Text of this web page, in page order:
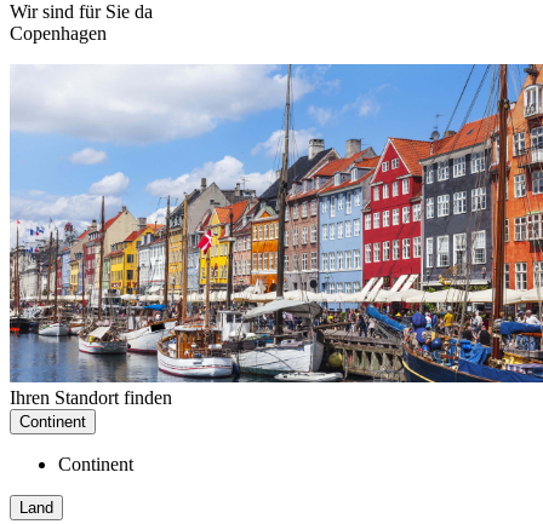
Wir sind für Sie da
Copenhagen
Ihren Standort finden
Continent
Continent
Land